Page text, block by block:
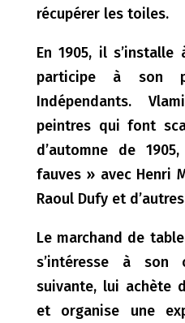
récupérer les toiles.
En 1905, il s’installe
participe à son
Indépendants.
peintres qui font
d’automne de
fauves » avec Henri
Raoul Dufy et
Le marchand de
s’intéresse à son
suivante, lui achète
et organise une